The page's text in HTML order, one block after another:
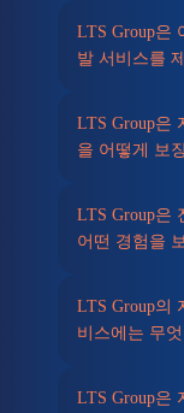
LTS Group은
발 서비스를
LTS Group은
을 어떻게 보
LTS Group은
어떤 경험을
LTS Group의
비스에는 무
LTS Group은